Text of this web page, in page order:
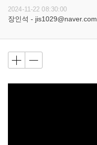
2024-11-22 08:30:00
장인석 - jis1029@naver.com